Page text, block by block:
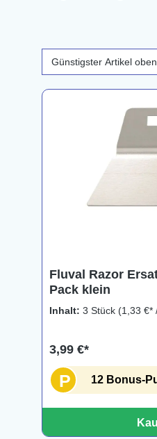
Fluval Razor
Pack klein
Inhalt: 3 Stück (1,33 €*
3,99 €*
P 12 Bonus-